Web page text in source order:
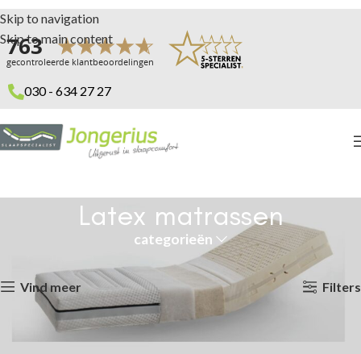
Skip to navigation
Skip to main content
030 - 634 27 27
Latex matrassen
categorieën
Latex matrassen
Toont alle 5 resultaten
Vind meer
Filters